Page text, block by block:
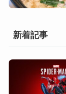
新着記事